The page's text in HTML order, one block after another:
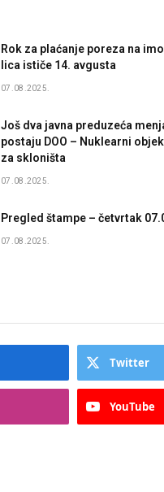
Rok za plaćanje poreza na
lica ističe 14. avgusta
07.08.2025.
Još dva javna preduzeća
postaju DOO – Nuklearni
za skloništa
07.08.2025.
Pregled štampe – četvrtak
07.08.2025.
Twitter
YouTube